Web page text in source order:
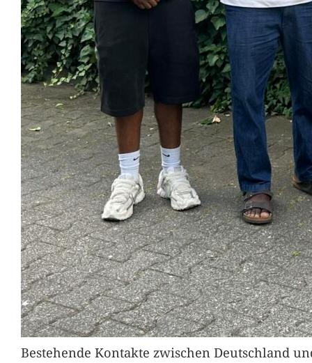
Bestehende Kontakte zwischen Deutschland